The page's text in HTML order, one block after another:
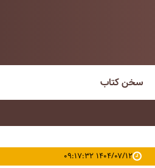
سخن کتاب
۱۴۰۴/۰۷/۱۲ ۰۹:۱۷:۳۲